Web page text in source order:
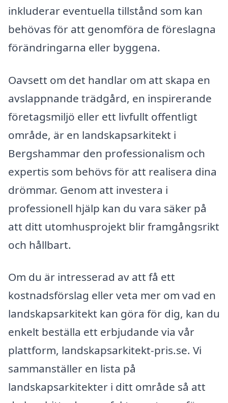
inkluderar eventuella tillstånd som kan
behövas för att genomföra de föreslagna
förändringarna eller byggena.
Oavsett om det handlar om att skapa en
avslappnande trädgård, en inspirerande
företagsmiljö eller ett livfullt offentligt
område, är en landskapsarkitekt i
Bergshammar den professionalism och
expertis som behövs för att realisera dina
drömmar. Genom att investera i
professionell hjälp kan du vara säker på
att ditt utomhusprojekt blir framgångsrikt
och hållbart.
Om du är intresserad av att få ett
kostnadsförslag eller veta mer om vad en
landskapsarkitekt kan göra för dig, kan du
enkelt beställa ett erbjudande via vår
plattform, landskapsarkitekt-pris.se. Vi
sammanställer en lista på
landskapsarkitekter i ditt område så att